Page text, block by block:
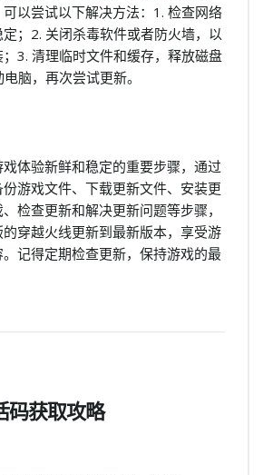
以尝试以下解决方法：1. 检查网络
；2. 关闭杀毒软件或者防火墙，以
3. 清理临时文件和缓存，释放磁盘
脑，再次尝试更新。
体验新鲜和稳定的重要步骤，通过
游戏文件、下载更新文件、安装更
检查更新和解决更新问题等步骤，
穿越火线更新到最新版本，享受游
记得定期检查更新，保持游戏的最
码获取攻略